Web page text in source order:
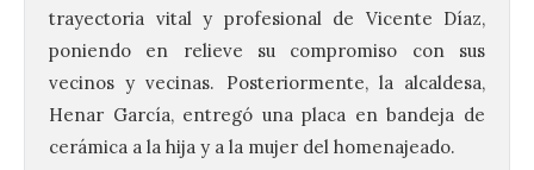
trayectoria vital y profesional de Vicente Díaz,
poniendo en relieve su compromiso con sus
vecinos y vecinas. Posteriormente, la alcaldesa,
Henar García, entregó una placa en bandeja de
cerámica a la hija y a la mujer del homenajeado.